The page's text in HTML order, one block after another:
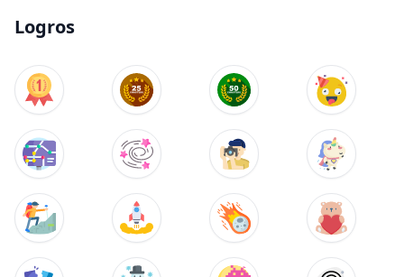
Logros